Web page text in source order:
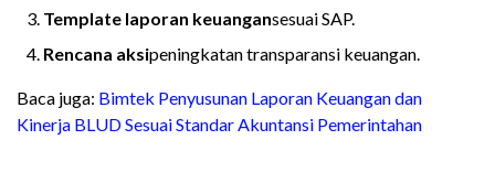
Template laporan keuangansesuai SAP.
Rencana aksipeningkatan transparansi keuangan.
Baca juga: Bimtek Penyusunan Laporan Keuangan dan
Kinerja BLUD Sesuai Standar Akuntansi Pemerintahan